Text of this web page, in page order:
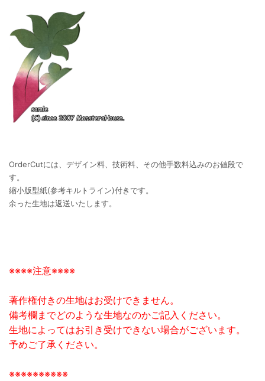
OrderCutには、デザイン料、技術料、その他手数料込みのお値段で
す。
縮小版型紙(参考キルトライン)付きです。
余った生地は返送いたします。
※※※※注意※※※※
著作権付きの生地はお受けできません。
備考欄までどのような生地なのかご記入ください。
生地によってはお引き受けできない場合がございます。
予めご了承ください。
※※※※※※※※※※